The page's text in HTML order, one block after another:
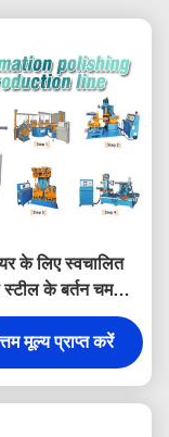
के लिए स्वचालित
के बर्तन चमकाने
की मशीन
मूल्य प्राप्त करें